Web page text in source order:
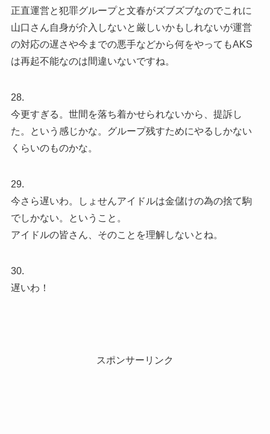
正直運営と犯罪グループと文春がズブズブなのでこれに
山口さん自身が介入しないと厳しいかもしれないが運営
の対応の遅さや今までの悪手などから何をやってもAKS
は再起不能なのは間違いないですね。
28.
今更すぎる。世間を落ち着かせられないから、提訴し
た。という感じかな。グループ残すためにやるしかない
くらいのものかな。
29.
今さら遅いわ。しょせんアイドルは金儲けの為の捨て駒
でしかない。ということ。
アイドルの皆さん、そのことを理解しないとね。
30.
遅いわ！
スポンサーリンク